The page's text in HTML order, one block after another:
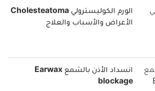
الورم الكوليسترولي Cholesteatoma
الأعراض والأسباب والعلاج
انسداد الأذن بالشمع Earwax
blockage